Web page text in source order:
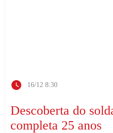
16/12 8:30
Descoberta do
completa 25 anos